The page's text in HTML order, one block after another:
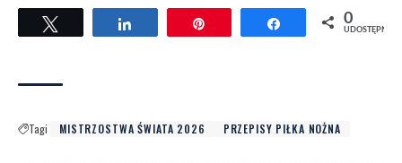
Udostępnij Udostępnij
0
UDOSTĘPNIEŃ
Tagi MISTRZOSTWA ŚWIATA 2026 PRZEPISY PIŁKA NOŻNA